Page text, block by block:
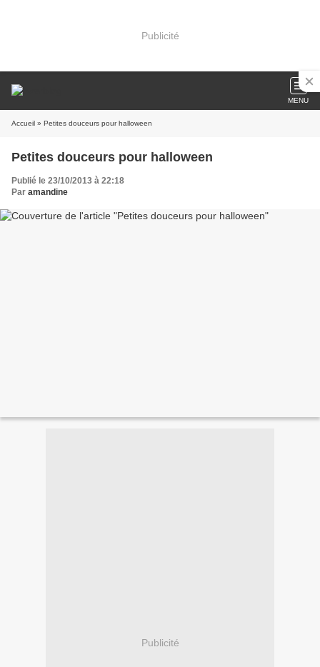
Publicité
MENU
Accueil » Petites douceurs pour halloween
Petites douceurs pour halloween
Publié le 23/10/2013 à 22:18
Par amandine
Publicité